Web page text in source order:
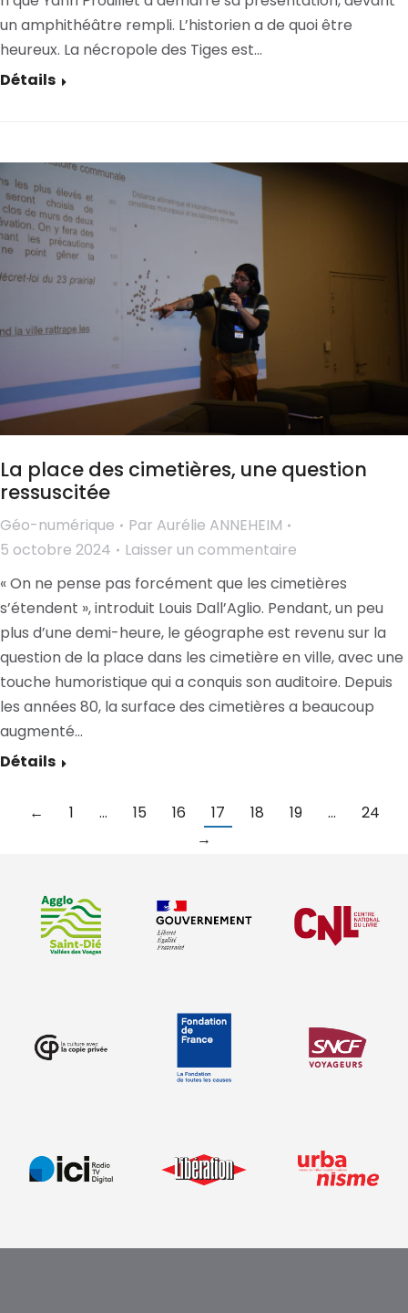
un amphithéâtre rempli. L’historien a de quoi être
heureux. La nécropole des Tiges est…
Détails
La place des cimetières, une question
ressuscitée
Géo-numérique Par Aurélie ANNEHEIM
5 octobre 2024
Laisser un commentaire
« On ne pense pas forcément que les cimetières
s’étendent », introduit Louis Dall’Aglio. Pendant, un peu
plus d’une demi-heure, le géographe est revenu sur la
question de la place dans les cimetière en ville, avec une
touche humoristique qui a conquis son auditoire. Depuis
les années 80, la surface des cimetières a beaucoup
augmenté…
Détails
← 1 … 15 16 17 18 19 …
24
→